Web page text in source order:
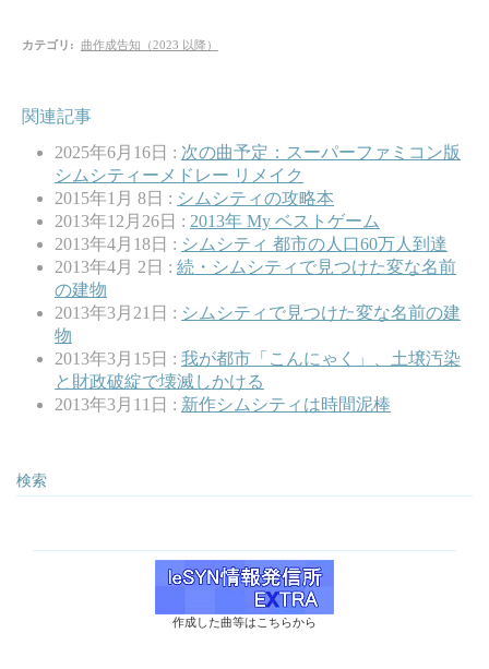
カテゴリ : 曲作成告知（2023 以降）
関連記事
2025年6月16日 : 次の曲予定：スーパーファミコン版
シムシティーメドレー リメイク
2015年1月 8日 : シムシティの攻略本
2013年12月26日 : 2013年 My ベストゲーム
2013年4月18日 : シムシティ 都市の人口60万人到達
2013年4月 2日 : 続・シムシティで見つけた変な名前
の建物
2013年3月21日 : シムシティで見つけた変な名前の建
物
2013年3月15日 : 我が都市「こんにゃく」、土壌汚染
と財政破綻で壊滅しかける
2013年3月11日 : 新作シムシティは時間泥棒
検索
作成した曲等はこちらから